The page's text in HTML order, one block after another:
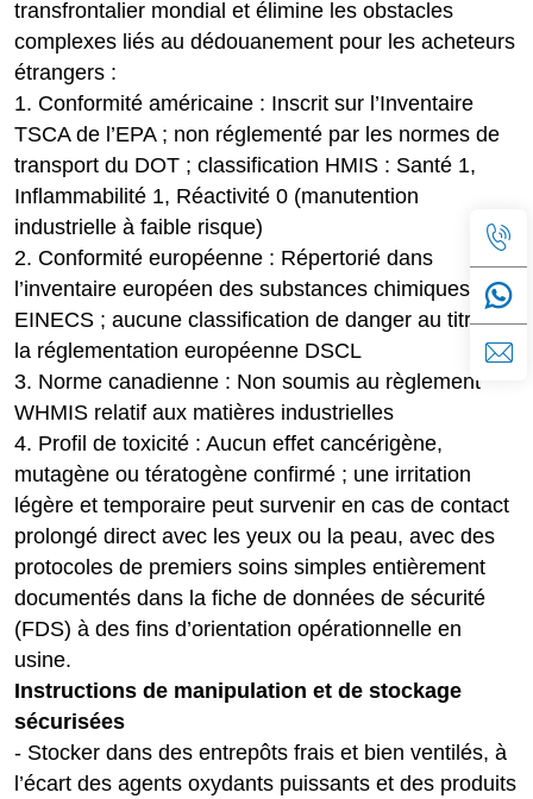
transfrontalier mondial et élimine les obstacles
complexes liés au dédouanement pour les acheteurs
étrangers :
1. Conformité américaine : Inscrit sur l’Inventaire
TSCA de l’EPA ; non réglementé par les normes de
transport du DOT ; classification HMIS : Santé 1,
Inflammabilité 1, Réactivité 0 (manutention
industrielle à faible risque)
2. Conformité européenne : Répertorié dans
l’inventaire européen des substances chimiques
EINECS ; aucune classification de danger au titre de
la réglementation européenne DSCL
3. Norme canadienne : Non soumis au règlement
WHMIS relatif aux matières industrielles
4. Profil de toxicité : Aucun effet cancérigène,
mutagène ou tératogène confirmé ; une irritation
légère et temporaire peut survenir en cas de contact
prolongé direct avec les yeux ou la peau, avec des
protocoles de premiers soins simples entièrement
documentés dans la fiche de données de sécurité
(FDS) à des fins d’orientation opérationnelle en
usine.
Instructions de manipulation et de stockage
sécurisées
- Stocker dans des entrepôts frais et bien ventilés, à
l’écart des agents oxydants puissants et des produits